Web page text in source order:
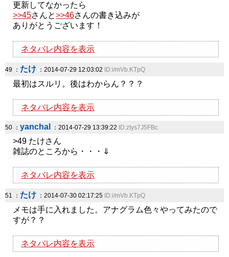
更新してなかったら
>>45さんと>>46さんの書き込みが
ありがとうございます！
ネタバレ内容を表示
49 ： たけ ：2014-07-29 12:03:02 ID:i/mVb.KTpQ
最初はスルリ。後はわからん？？？
ネタバレ内容を表示
50 ： yanchal ：2014-07-29 13:39:22 ID:zIys7J5FBc
>49 たけさん
雑誌のところから・・・⇓
ネタバレ内容を表示
51 ： たけ ：2014-07-30 02:17:25 ID:i/mVb.KTpQ
メモは手に入れました。アナグラム色々やってみたので
すが？？
ネタバレ内容を表示